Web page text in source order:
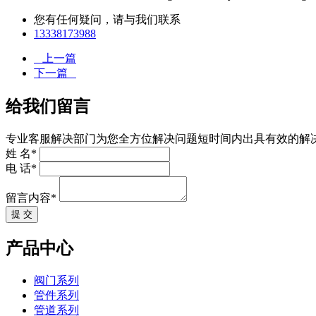
您有任何疑问，请与我们联系
13338173988
上一篇
下一篇
给我们留言
专业客服解决部门为您全方位解决问题短时间内出具有效的解
姓 名*
电 话*
留言内容*
提 交
产品中心
阀门系列
管件系列
管道系列